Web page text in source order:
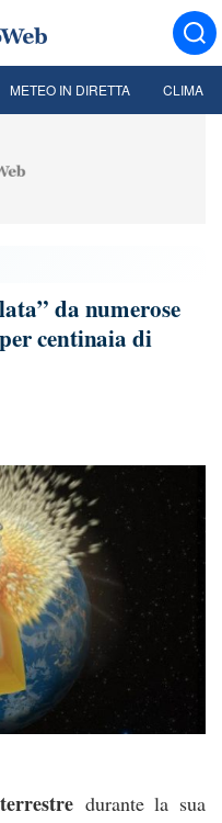
METEO IN DIRETTA CLIMA
da numerose
centinaia di
durante la sua